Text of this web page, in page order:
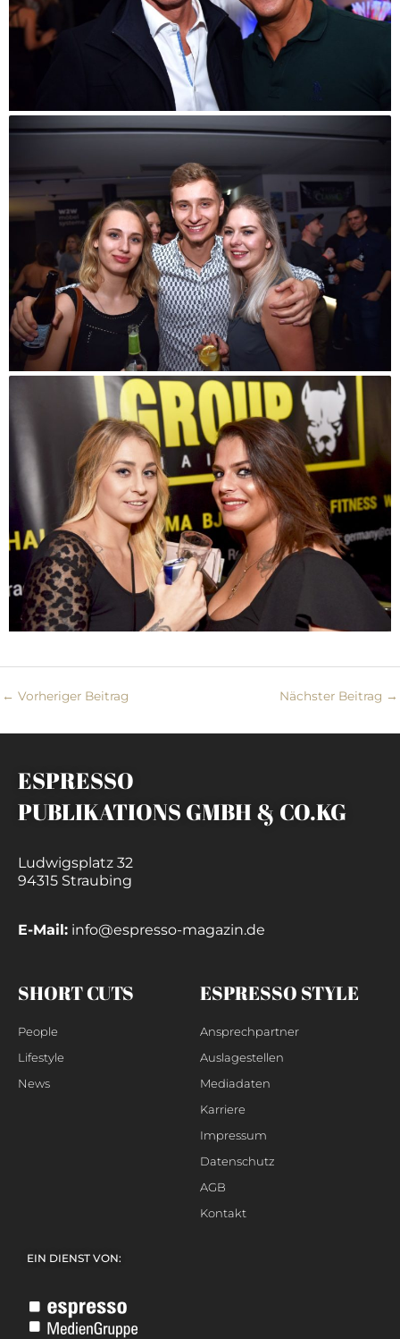
← Vorheriger Beitrag Nächster Beitrag →
ESPRESSO
PUBLIKATIONS GMBH & CO.KG
Ludwigsplatz 32
94315 Straubing
E-Mail: info@espresso-magazin.de
SHORT CUTS
People
Lifestyle
News
ESPRESSO STYLE
Ansprechpartner
Auslagestellen
Mediadaten
Karriere
Impressum
Datenschutz
AGB
Kontakt
EIN DIENST VON: